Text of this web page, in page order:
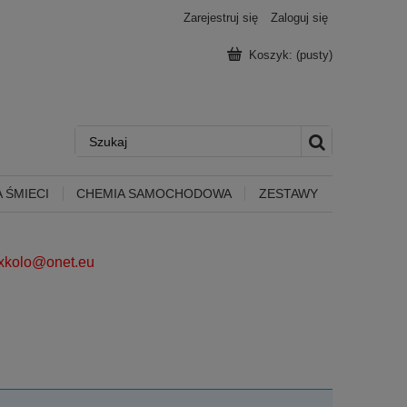
Zarejestruj się Zaloguj się
Koszyk: (pusty)
ŚMIECI CHEMIA SAMOCHODOWA ZESTAWY